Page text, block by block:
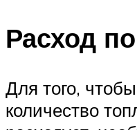
Расход
Для того,
количество